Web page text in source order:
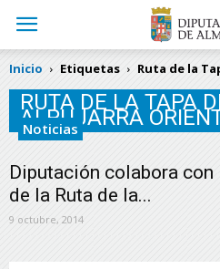
Inicio Etiquetas Ruta de la
RUTA DE LA TAPA
ALPUJARRA
Noticias
Diputación colabora
de la Ruta de la...
9 octubre, 2014